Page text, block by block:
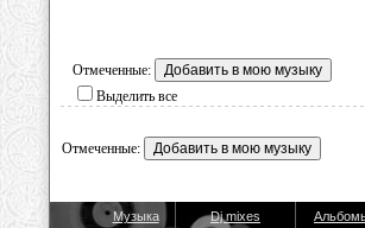
Отмеченные:
Выделить все
Отмеченные:
Музыка Dj mixes